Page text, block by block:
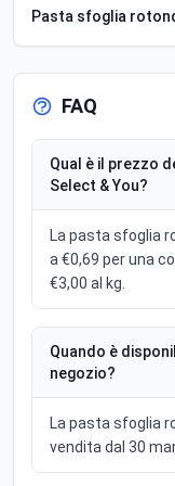
Pasta sfoglia
FAQ
Qual è il prezzo
Select & You?
La pasta sfoglia
a €0,69 per una
€3,00 al kg.
Quando è
negozio?
La pasta sfoglia
vendita dal 30